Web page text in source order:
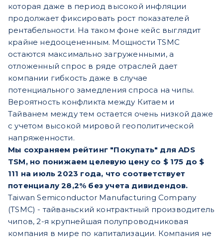
которая даже в период высокой инфляции
продолжает фиксировать рост показателей
рентабельности. На таком фоне кейс выглядит
крайне недооцененным. Мощности TSMC
остаются максимально загруженными, а
отложенный спрос в ряде отраслей дает
компании гибкость даже в случае
потенциального замедления спроса на чипы.
Вероятность конфликта между Китаем и
Тайванем между тем остается очень низкой даже
с учетом высокой мировой геополитической
напряженности.
Мы сохраняем рейтинг "Покупать" для ADS
TSM, но понижаем целевую цену со $ 175 до $
111 на июль 2023 года, что соответствует
потенциалу 28,2% без учета дивидендов.
Taiwan Semiconductor Manufacturing Company
(TSMC) - тайваньский контрактный производитель
чипов, 2-я крупнейшая полупроводниковая
компания в мире по капитализации. Компания не